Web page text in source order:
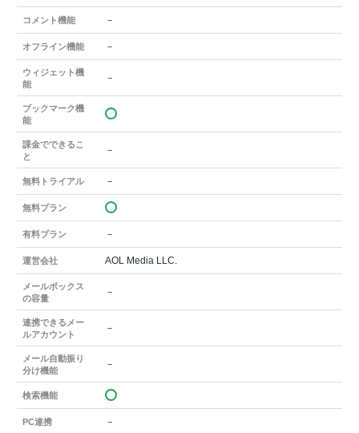
コメント機能 －
オフライン機能 －
ウィジェット機
能
－
ブックマーク機
能
課金でできるこ
と
－
無料トライアル －
無料プラン
有料プラン －
運営会社 AOL Media LLC.
メールボックス
の容量
－
連携できるメー
ルアカウント
－
メール自動振り
分け機能
－
検索機能
PC連携 －